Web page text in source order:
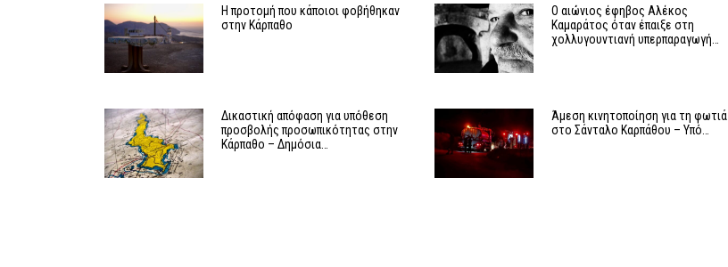
Η προτομή που κάποιοι φοβήθηκαν
στην Κάρπαθο
Ο αιώνιος έφηβος Αλέκος
Καμαράτος όταν έπαιξε στη
χολλυγουντιανή υπερπαραγωγή…
Δικαστική απόφαση για υπόθεση
προσβολής προσωπικότητας στην
Κάρπαθο – Δημόσια…
Άμεση κινητοποίηση για τη φωτιά
στο Σάνταλο Καρπάθου – Υπό…